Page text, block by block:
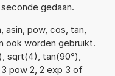
gedaan.
pow, cos, tan,
ook worden gebruikt.
sqrt(4), tan(90°),
pow 2, 2 exp 3 of